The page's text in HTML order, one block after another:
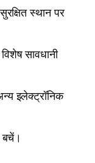
स्थान पर
सावधानी
इलेक्ट्रॉनिक